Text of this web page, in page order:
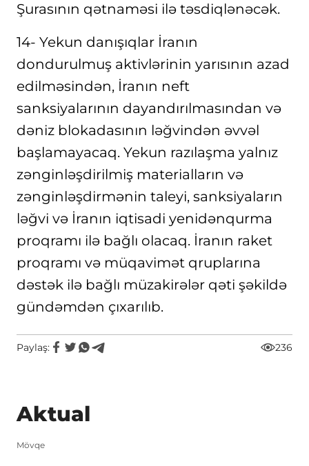
Şurasının qətnaməsi ilə təsdiqlənəcək.
14- Yekun danışıqlar İranın
dondurulmuş aktivlərinin yarısının azad
edilməsindən, İranın neft
sanksiyalarının dayandırılmasından və
dəniz blokadasının ləğvindən əvvəl
başlamayacaq. Yekun razılaşma yalnız
zənginləşdirilmiş materialların və
zənginləşdirmənin taleyi, sanksiyaların
ləğvi və İranın iqtisadi yenidənqurma
proqramı ilə bağlı olacaq. İranın raket
proqramı və müqavimət qruplarına
dəstək ilə bağlı müzakirələr qəti şəkildə
gündəmdən çıxarılıb.
Paylaş: 236
Aktual
Mövqe